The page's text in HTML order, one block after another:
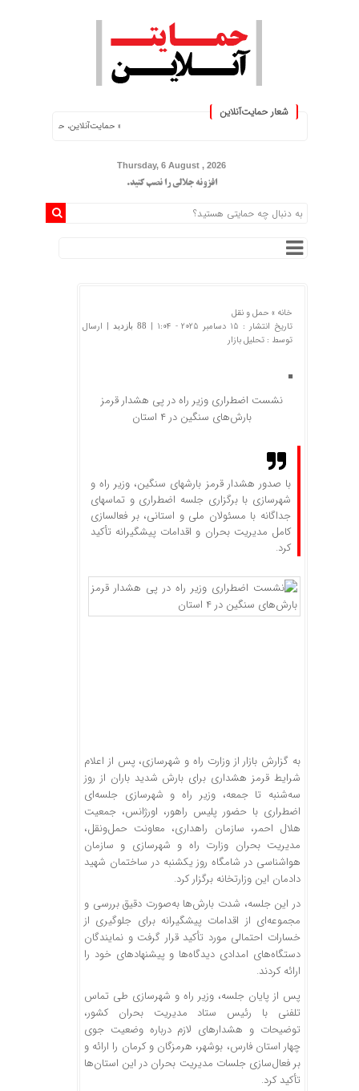
شعار حمایت‌آنلاین
« حمایت‌آنلاین، حامی همه مردم ایران »
Thursday, 6 August , 2026
افزونه جلالی را نصب کنید.
خانه » حمل و نقل
تاریخ انتشار : 15 دسامبر 2025 - 1:04 |
88 بازدید
| ارسال
توسط : تحلیل بازار
نشست اضطراری وزیر راه در پی هشدار قرمز
بارش‌های سنگین در ۴ استان
با صدور هشدار قرمز بارشهای سنگین، وزیر راه و
شهرسازی با برگزاری جلسه اضطراری و تماسهای
جداگانه با مسئولان ملی و استانی، بر فعالسازی
کامل مدیریت بحران و اقدامات پیشگیرانه تأکید
کرد.
به گزارش بازار از وزارت راه و شهرسازی، پس از اعلام
شرایط قرمز هشداری برای بارش شدید باران از روز
سه‌شنبه تا جمعه، وزیر راه و شهرسازی جلسه‌ای
اضطراری با حضور پلیس راهور، اورژانس، جمعیت
هلال احمر، سازمان راهداری، معاونت حمل‌ونقل،
مدیریت بحران وزارت راه و شهرسازی و سازمان
هواشناسی در شامگاه روز یکشنبه در ساختمان شهید
دادمان این وزارتخانه برگزار کرد.
در این جلسه، شدت بارش‌ها به‌صورت دقیق بررسی و
مجموعه‌ای از اقدامات پیشگیرانه برای جلوگیری از
خسارات احتمالی مورد تأکید قرار گرفت و نمایندگان
دستگاه‌های امدادی دیدگاه‌ها و پیشنهادهای خود را
ارائه کردند.
پس از پایان جلسه، وزیر راه و شهرسازی طی تماس
تلفنی با رئیس ستاد مدیریت بحران کشور،
توضیحات و هشدارهای لازم درباره وضعیت جوی
چهار استان فارس، بوشهر، هرمزگان و کرمان را ارائه و
بر فعال‌سازی جلسات مدیریت بحران در این استان‌ها
تأکید کرد.